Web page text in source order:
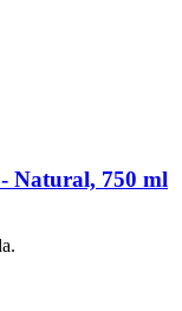
Natural, 750 ml